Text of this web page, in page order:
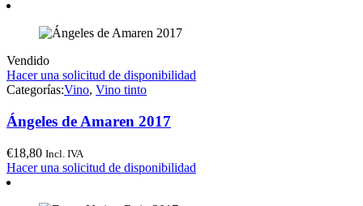
Vendido
Hacer una solicitud de disponibilidad
Categorías:Vino, Vino tinto
Ángeles de Amaren 2017
€18,80 Incl. IVA
Hacer una solicitud de disponibilidad